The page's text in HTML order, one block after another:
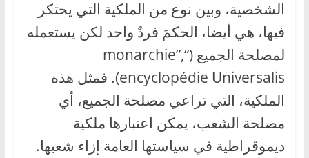
الشخصية، وبين نوع من الملكية التي يحتكر
فيها، هي أيضا، الحكمَ فردٌ واحد لكن يستعمله
لمصلحة الجميع (“monarchie”,
encyclopédie Universalis). فمثل هذه
الملكية، التي تراعي مصلحة الجميع، أي
مصلحة الشعب، يمكن اعتبارها ملكية
ديموقراطية في سياستها العامة إزاء شعبها.